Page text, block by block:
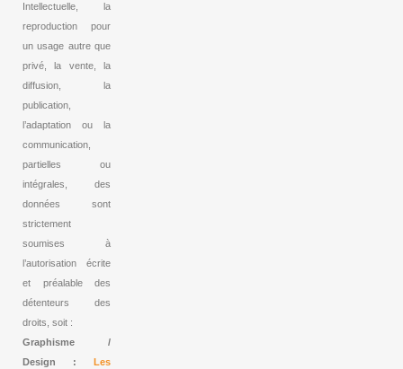
Intellectuelle, la
reproduction pour
un usage autre que
privé, la vente, la
diffusion, la
publication,
l’adaptation ou la
communication,
partielles ou
intégrales, des
données sont
strictement
soumises à
l’autorisation écrite
et préalable des
détenteurs des
droits, soit :
Graphisme /
Design :
Les